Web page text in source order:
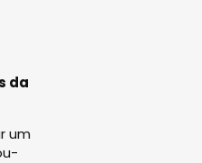
da
um